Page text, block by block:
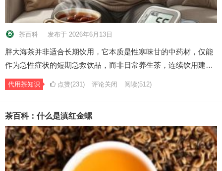
茶百科 发布于 2026年6月13日
胖大海茶并非适合长期饮用，它本质是性寒味甘的中药材，仅能
作为急性症状的短期急救饮品，而非日常养生茶，连续饮用建…
代用茶知识 点赞(231) 评论关闭 阅读(512)
茶百科：什么是滇红金螺